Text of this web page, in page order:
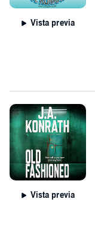
Vista previa
Vista previa